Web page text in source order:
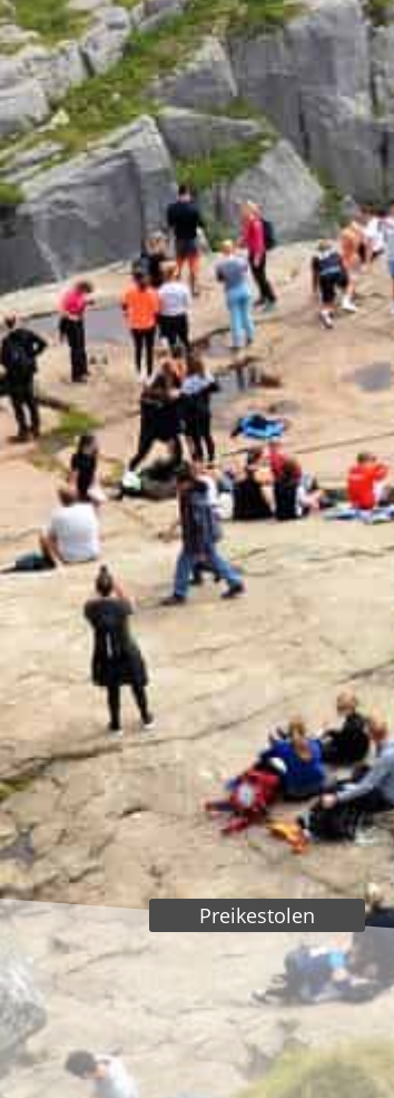
Preikestolen